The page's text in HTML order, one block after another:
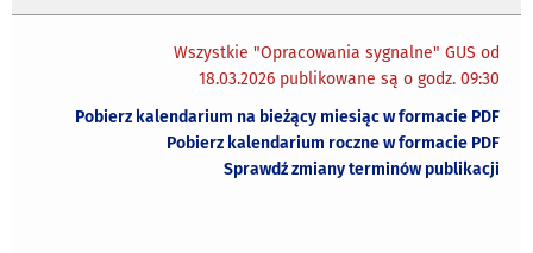
Wszystkie "Opracowania sygnalne" GUS od
18.03.2026 publikowane są o godz. 09:30
Pobierz kalendarium na bieżący miesiąc w formacie PDF
Pobierz kalendarium roczne w formacie PDF
Sprawdź zmiany terminów publikacji